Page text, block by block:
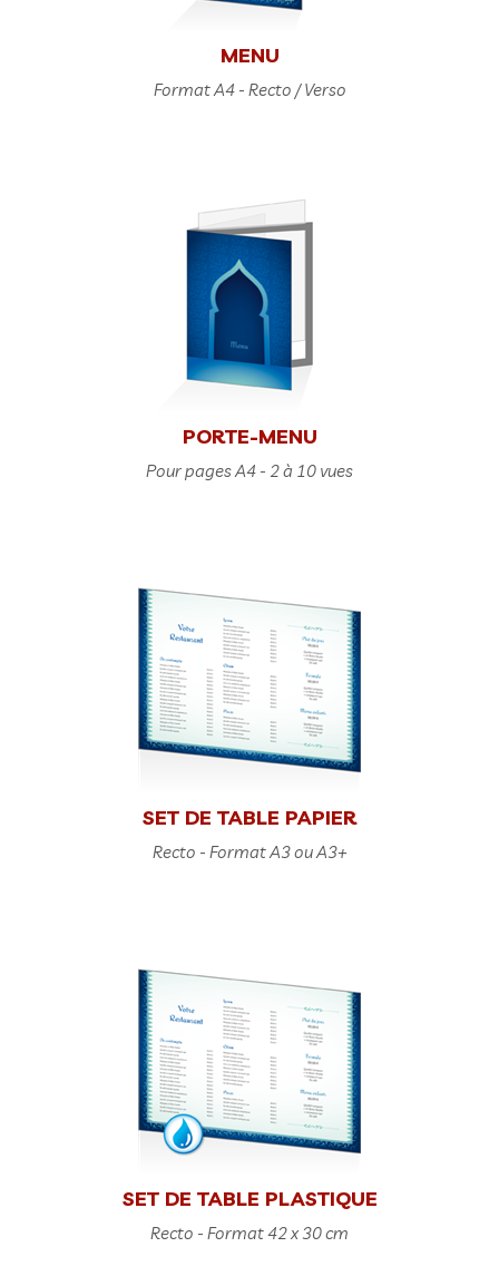
MENU
Format A4 - Recto / Verso
PORTE-MENU
Pour pages A4 - 2 à 10 vues
SET DE TABLE PAPIER
Recto - Format A3 ou A3+
SET DE TABLE PLASTIQUE
Recto - Format 42 x 30 cm